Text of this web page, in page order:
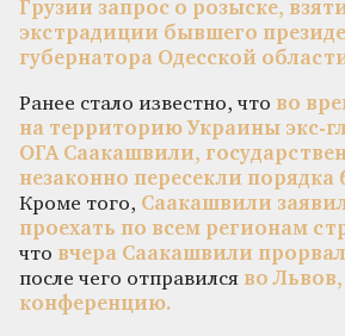
Грузии запрос о розыске,
экстрадиции бывшего
губернатора Одесской
Ранее стало известно, что во
на территорию Украины экс-
ОГА Саакашвили,
незаконно пересекли порядка
Кроме того, Саакашвили
проехать по всем регионам
что вчера Саакашвили
после чего отправился во Львов,
конференцию.